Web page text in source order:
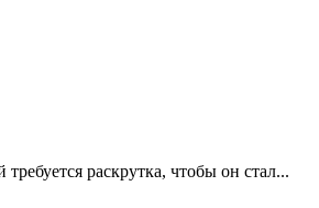
раскрутка, чтобы он стал...